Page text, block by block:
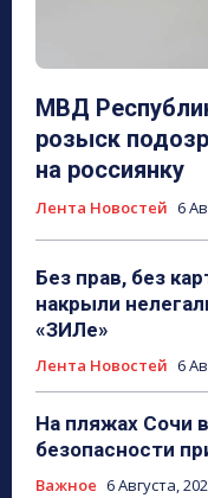
МВД
розыск
на россиянку
Лента Новостей 6
Без прав, без
накрыли
«ЗИЛе»
Лента Новостей 6
На пляжах Сочи
безопасности
Важное 6 Августа,